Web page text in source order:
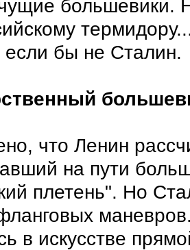
большевики.
бы не Сталин.
что Ленин
на пути
плетень". Но
в искусстве